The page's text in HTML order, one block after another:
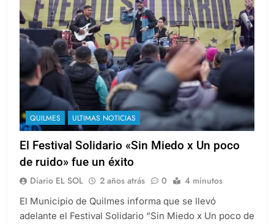
QUILMES ULTIMAS NOTICIAS
El Festival Solidario «Sin Miedo x Un poco
de ruido» fue un éxito
Diario EL SOL 2 años atrás 0 4 minutos
El Municipio de Quilmes informa que se llevó
adelante el Festival Solidario “Sin Miedo x Un poco de